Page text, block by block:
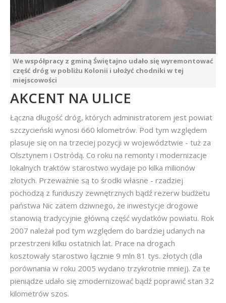
We współpracy z gminą Świętajno udało się wyremontować
część dróg w pobliżu Kolonii i ułożyć chodniki w tej
miejscowości
AKCENT NA ULICE
Łączna długość dróg, których administratorem jest powiat
szczycieński wynosi 660 kilometrów. Pod tym względem
plasuje się on na trzeciej pozycji w województwie - tuż za
Olsztynem i Ostródą. Co roku na remonty i modernizacje
lokalnych traktów starostwo wydaje po kilka milionów
złotych. Przeważnie są to środki własne - rzadziej
pochodzą z funduszy zewnętrznych bądź rezerw budżetu
państwa Nic zatem dziwnego, że inwestycje drogowe
stanowią tradycyjnie główną część wydatków powiatu. Rok
2007 należał pod tym względem do bardziej udanych na
przestrzeni kilku ostatnich lat. Prace na drogach
kosztowały starostwo łącznie 9 mln 81 tys. złotych (dla
porównania w roku 2005 wydano trzykrotnie mniej). Za te
pieniądze udało się zmodernizować bądź poprawić stan 32
kilometrów szos.